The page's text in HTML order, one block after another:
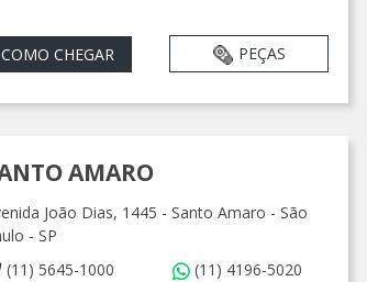
COMO CHEGAR PEÇAS
AMARO
João Dias, 1445 - Santo Amaro - São
- SP
(11) 5645-1000
(11) 4196-5020